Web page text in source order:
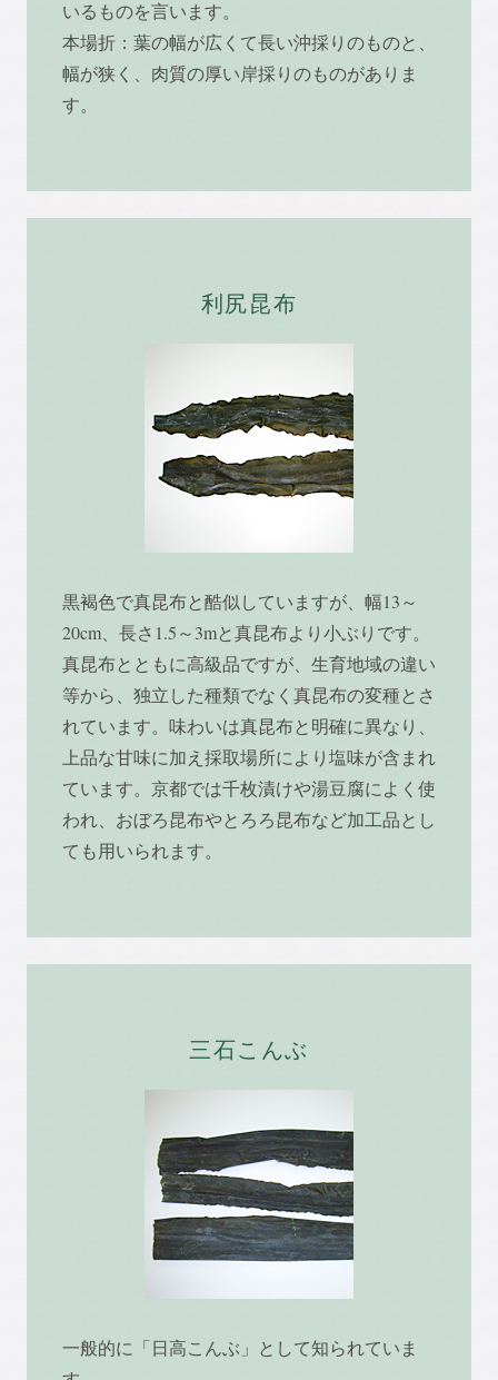
いるものを言います。
本場折：葉の幅が広くて長い沖採りのものと、
幅が狭く、肉質の厚い岸採りのものがありま
す。
利尻昆布
黒褐色で真昆布と酷似していますが、幅13～
20cm、長さ1.5～3mと真昆布より小ぶりです。
真昆布とともに高級品ですが、生育地域の違い
等から、独立した種類でなく真昆布の変種とさ
れています。味わいは真昆布と明確に異なり、
上品な甘味に加え採取場所により塩味が含まれ
ています。京都では千枚漬けや湯豆腐によく使
われ、おぼろ昆布やとろろ昆布など加工品とし
ても用いられます。
三石こんぶ
一般的に「日高こんぶ」として知られていま